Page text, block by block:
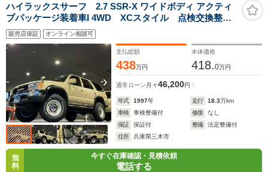
ハイラックスサーフ 2.7 SSR-X ワイドボディ アクティ
ブパッケージ装着車I 4WD XCスタイル 点検交換整備
済み車両 リフトアップ 16インチAW BFグッドリッ
チタイヤ レザー調シートカバー ナビ ETC
TOYOTAグリル ガラスコーティング施工
販売店保証 オンライン相談可
支払総額
438万円
本体価格
418.0万円
通常ローン 月々46,200円
年式 1997年 走行 18.3万km
車検
車検整備付 修復
なし
保証
保証付 整備
法定整備付
住所
兵庫県三木市
無
料
今すぐ在庫確認・見積依頼
電話する